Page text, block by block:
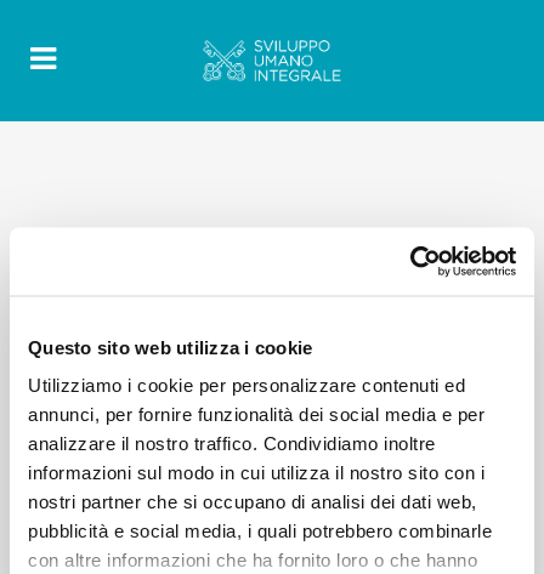
Questo sito web utilizza i cookie
Utilizziamo i cookie per personalizzare contenuti ed
annunci, per fornire funzionalità dei social media e per
analizzare il nostro traffico. Condividiamo inoltre
informazioni sul modo in cui utilizza il nostro sito con i
nostri partner che si occupano di analisi dei dati web,
pubblicità e social media, i quali potrebbero combinarle
con altre informazioni che ha fornito loro o che hanno